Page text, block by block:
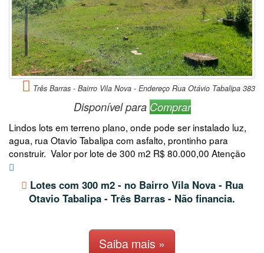
Três Barras - Bairro Vila Nova - Endereço Rua Otávio Tabalipa 383
Disponível para Comprar
Lindos lots em terreno plano, onde pode ser instalado luz,
agua, rua Otavio Tabalipa com asfalto, prontinho para
construir. Valor por lote de 300 m2 R$ 80.000,00 Atenção
Lotes com 300 m2 - no Bairro Vila Nova - Rua
Otavio Tabalipa - Três Barras - Não financia.
Saiba mais »